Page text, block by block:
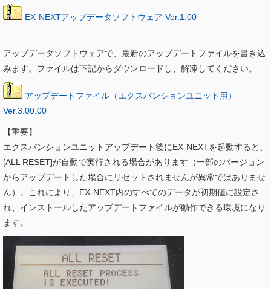
EX-NEXTアップデータソフトウェア Ver.1.00
アップデータソフトウェアで、最新のアップデートファイルを書き込
みます。ファイルは下記からダウンロードし、解凍してください。
アップデートファイル（エクスパンションユニット用）
Ver.3.00.00
【重要】
エクスパンションユニットアップデート後にEX-NEXTを起動すると、
[ALL RESET]が自動で実行される場合があります（一部のバージョン
からアップデートした場合にリセットされませんが異常ではありませ
ん）。これにより、EX-NEXT内のすべてのデータが初期値に設定さ
れ、インストールしたアップデートファイルが動作できる環境になり
ます。